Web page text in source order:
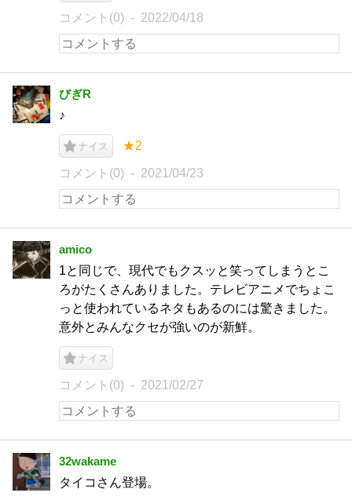
コメント(0) 2022/04/18
びぎR
♪
ナイス ★2
コメント(0) 2021/04/23
amico
1と同じで、現代でもクスッと笑ってしまうとこ
ろがたくさんありました。テレビアニメでちょこ
っと使われているネタもあるのには驚きました。
意外とみんなクセが強いのが新鮮。
ナイス
コメント(0) 2021/02/27
32wakame
タイコさん登場。